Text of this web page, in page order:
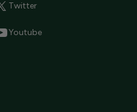
Twitter
Youtube